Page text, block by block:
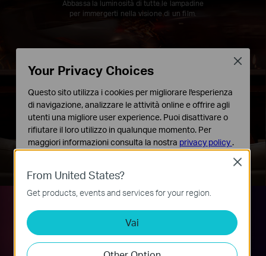
Abbassa la luminosità di tutte le lampadine
per immergerti nella visione di un film.
Scenario Party
From United States?
Get products, events and services for your region.
Vai
Close
Your Privacy Choices
Questo sito utilizza i cookies per migliorare l'esperienza
di navigazione, analizzare le attività online e offrire agli
utenti una migliore user experience. Puoi disattivare o
rifiutare il loro utilizzo in qualunque momento. Per
maggiori informazioni consulta la nostra privacy policy .
Questi cookies sono necessari per il corretto
funzionamento del sito e non possono essere disattivati
nel tuo sistema.
Analytics e Marketing Cookies
I cookies analitici ci permettono di analizzare le tue
attività sul nostro sito allo scopo di migliorarne le
Close